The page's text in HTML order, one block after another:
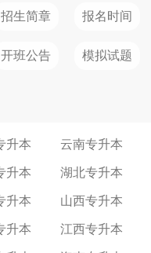
招生简章 报名时间
开班公告 模拟试题
升本 云南专升本
升本 湖北专升本
升本 山西专升本
升本 江西专升本